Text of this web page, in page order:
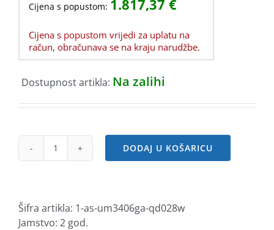
Cijena s popustom: 1.817,37 €
Cijena s popustom vrijedi za uplatu na
račun, obračunava se na kraju narudžbe.
Dostupnost artikla: Na zalihi
ASUS
količina
DODAJ U KOŠARICU
Šifra artikla: 1-as-um3406ga-qd028w
Jamstvo: 2 god.